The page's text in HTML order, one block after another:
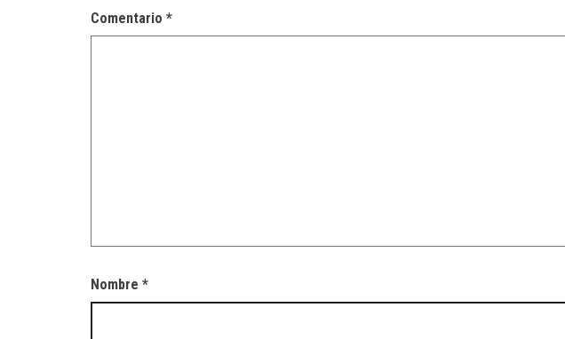
Comentario *
Nombre *